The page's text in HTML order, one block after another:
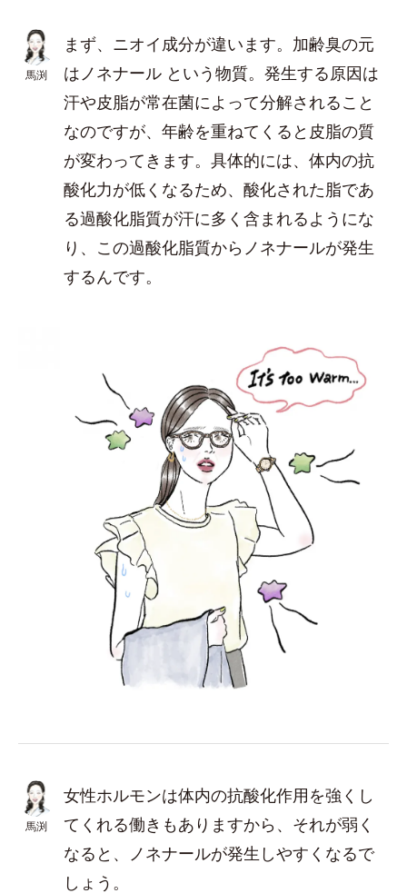
馬渕
まず、ニオイ成分が違います。加齢臭の元
はノネナール という物質。発生する原因は
汗や皮脂が常在菌によって分解されること
なのですが、年齢を重ねてくると皮脂の質
が変わってきます。具体的には、体内の抗
酸化力が低くなるため、酸化された脂であ
る過酸化脂質が汗に多く含まれるようにな
り、この過酸化脂質からノネナールが発生
するんです。
馬渕
女性ホルモンは体内の抗酸化作用を強くし
てくれる働きもありますから、それが弱く
なると、ノネナールが発生しやすくなるで
しょう。